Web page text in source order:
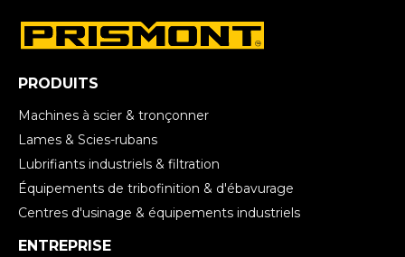
PRODUITS
Machines à scier & tronçonner
Lames & Scies-rubans
Lubrifiants industriels & filtration
Équipements de tribofinition & d'ébavurage
Centres d'usinage & équipements industriels
ENTREPRISE